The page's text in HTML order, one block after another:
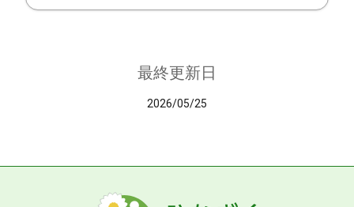
最終更新日
2026/05/25